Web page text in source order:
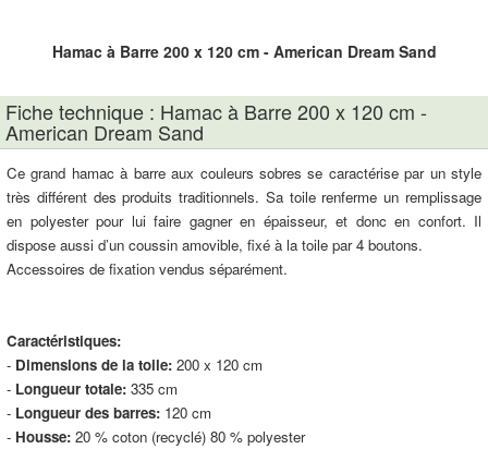
Hamac à Barre 200 x 120 cm - American Dream Sand
Fiche technique : Hamac à Barre 200 x 120 cm -
American Dream Sand
Ce grand hamac à barre aux couleurs sobres se caractérise par un style
très différent des produits traditionnels. Sa toile renferme un remplissage
en polyester pour lui faire gagner en épaisseur, et donc en confort. Il
dispose aussi d’un coussin amovible, fixé à la toile par 4 boutons.
Accessoires de fixation vendus séparément.
Caractéristiques:
- Dimensions de la toile: 200 x 120 cm
- Longueur totale: 335 cm
- Longueur des barres: 120 cm
- Housse: 20 % coton (recyclé) 80 % polyester